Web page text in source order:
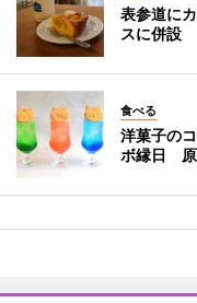
表参道に
スに併設
食べる
洋菓子の
ボ縁日 原